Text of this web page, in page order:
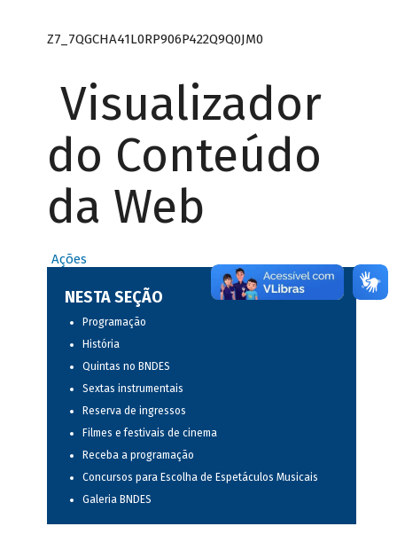
Z7_7QGCHA41L0RP906P422Q9Q0JM0
Visualizador
do Conteúdo
da Web
Ações
NESTA SEÇÃO
Programação
História
Quintas no BNDES
Sextas instrumentais
Reserva de ingressos
Filmes e festivais de cinema
Receba a programação
Concursos para Escolha de Espetáculos Musicais
Galeria BNDES